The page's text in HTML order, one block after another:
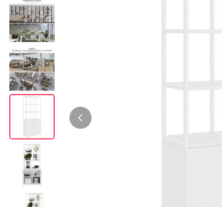
Zubehör
Bürocontainer
Standcontainer
Einzelarbeitsplätze